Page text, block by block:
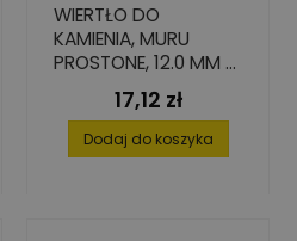
WIERTŁO DO
KAMIENIA, MURU
PROSTONE, 12.0 MM X
150 MM X 220 MM
Cena
17,12 zł
Dodaj do koszyka